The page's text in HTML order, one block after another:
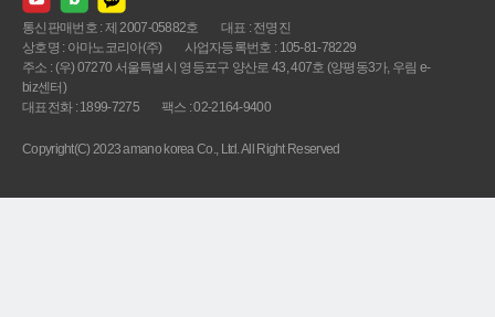
통신판매번호 : 제 2007-05882호
대표 : 전명진
상호명 : 아마노코리아(주)
사업자등록번호 : 105-81-78229
주소 : (우) 07270 서울특별시 영등포구 양산로 43, 407호 (양평동3가, 우림 e-
biz센터)
대표전화 : 1899-7275
팩스 : 02-2164-9400
Copyright(C) 2023 amano korea Co., Ltd. All Right Reserved